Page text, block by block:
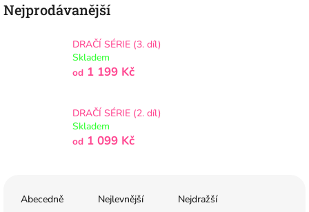
Nejprodávanější
DRAČÍ SÉRIE (3. díl)
Skladem
od 1 199 Kč
DRAČÍ SÉRIE (2. díl)
Skladem
od 1 099 Kč
Abecedně Nejlevnější Nejdražší